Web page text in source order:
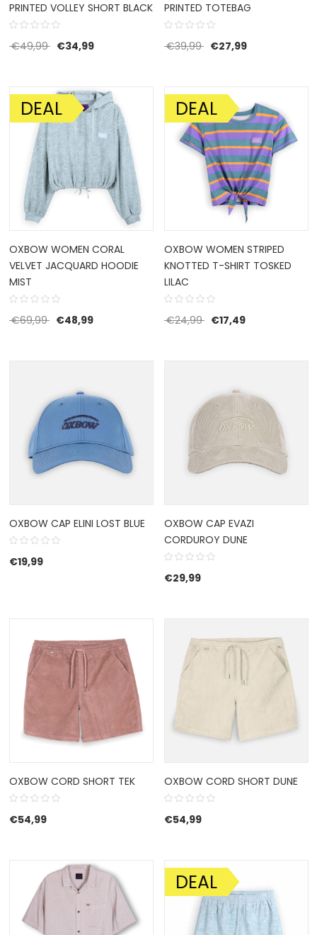
PRINTED VOLLEY SHORT BLACK
€49,99 Oorspronkelijke prijs was: €49,99.
€34,99Huidige prijs is: €34,99.
PRINTED TOTEBAG
€39,99 Oorspronkelijke prijs
€27,99Huidige prijs
AANBIEDING!
DEAL
OXBOW WOMEN CORAL
VELVET JACQUARD HOODIE
MIST
€69,99 Oorspronkelijke prijs was: €69,99.
€48,99Huidige prijs is: €48,99.
AANBIEDING!
DEAL
OXBOW WOMEN STRIPED
KNOTTED T-SHIRT TOSKED
LILAC
€24,99 Oorspronkelijke prijs
€17,49Huidige prijs
OXBOW CAP ELINI LOST BLUE
€19,99
OXBOW CAP EVAZI
CORDUROY DUNE
€29,99
OXBOW CORD SHORT TEK
€54,99
OXBOW CORD SHORT DUNE
€54,99
AANBIEDING!
DEAL